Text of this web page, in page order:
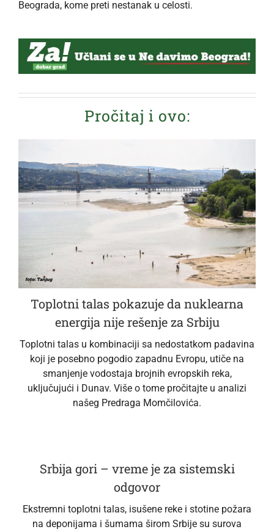
Beograda, kome preti nestanak u celosti.
Pročitaj i ovo:
Toplotni talas pokazuje da nuklearna
energija nije rešenje za Srbiju
Toplotni talas u kombinaciji sa nedostatkom padavina
koji je posebno pogodio zapadnu Evropu, utiče na
smanjenje vodostaja brojnih evropskih reka,
uključujući i Dunav. Više o tome pročitajte u analizi
našeg Predraga Momčilovića.
Srbija gori – vreme je za sistemski
odgovor
Ekstremni toplotni talas, isušene reke i stotine požara
na deponijama i šumama širom Srbije su surova